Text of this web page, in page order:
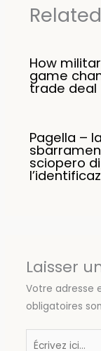
How
game
trade deal
Pagella –
sciopero
Laisser
Votre adresse
obligatoires
Écrivez